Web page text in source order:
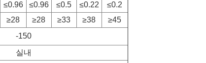
≤0.96 ≤0.96 ≤0.5 ≤0.22
≤0.2
≥28 ≥28 ≥33 ≥38
≥45
-150
실내